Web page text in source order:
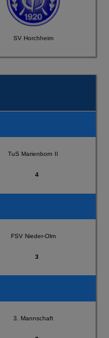
SV Horchheim
TuS Marienborn II
4
FSV Nieder-Olm
3
3. Mannschaft